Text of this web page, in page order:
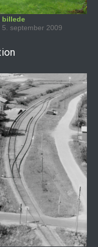
billede
september 2009